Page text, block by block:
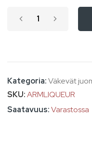
gallery
Kategoria:Väkevät
SKU ARMLIQUEUR
Varastossa